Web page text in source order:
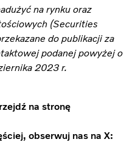
na rynku oraz
(Securities
do publikacji za
podanej powyżej o
2023 r.
na stronę
obserwuj nas na X: